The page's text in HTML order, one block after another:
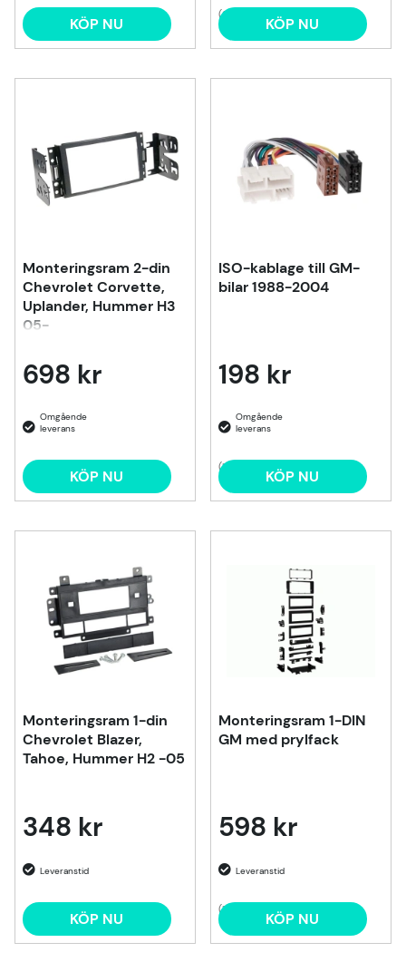
KÖP NU (2) KÖP NU
Monteringsram 2-din
Chevrolet Corvette,
Uplander, Hummer H3
05-
698 kr
KÖP NU
ISO-kablage till GM-
bilar 1988-2004
198 kr
(1) KÖP NU
Monteringsram 1-din
Chevrolet Blazer,
Tahoe, Hummer H2 -05
348 kr
KÖP NU
Monteringsram 1-DIN
GM med prylfack
598 kr
(1) KÖP NU